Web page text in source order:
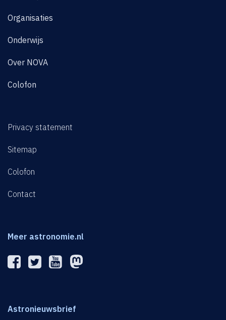
Organisaties
Onderwijs
Over NOVA
Colofon
Privacy statement
Sitemap
Colofon
Contact
Meer astronomie.nl
Astronieuwsbrief